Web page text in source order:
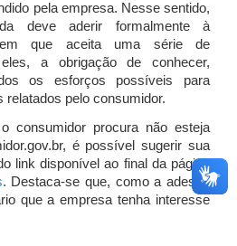
pela empresa. Nesse sentido,
deve aderir formalmente à
em que aceita uma série de
a obrigação de conhecer,
os esforços possíveis para
relatados pelo consumidor.
consumidor procura não esteja
é possível sugerir sua
link disponível ao final da página
. Destaca-se que, como a adesão
que a empresa tenha interesse